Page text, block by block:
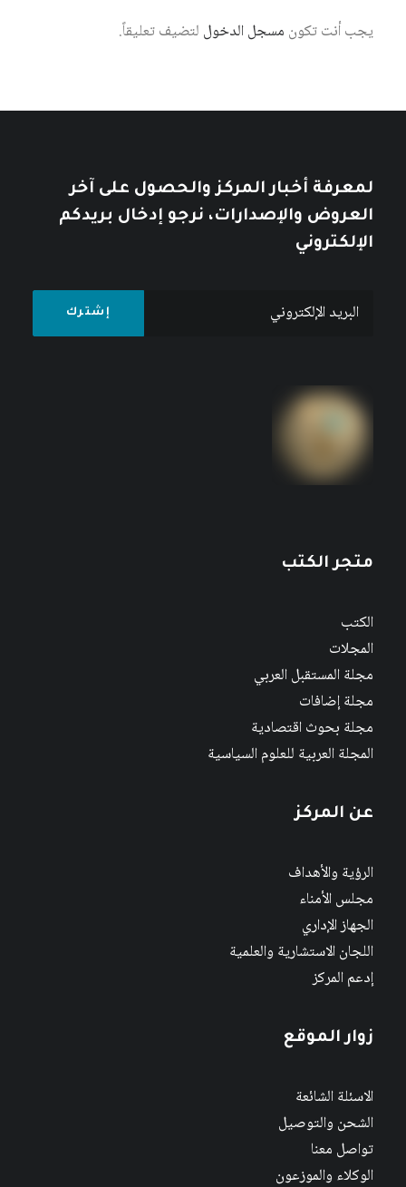
6 أغسطس، 2026
يجب أنت تكون مسجل الدخول لتضيف تعليقاً.
لمعرفة أخبار المركز والحصول على آخر
العروض والإصدارات، نرجو إدخال بريدكم
الإلكتروني
متجر الكتب
الكتب
المجلات
مجلة المستقبل العربي
مجلة إضافات
مجلة بحوث اقتصادية
المجلة العربية للعلوم السياسية
عن المركز
الرؤية والأهداف
مجلس الأمناء
الجهاز الإداري
اللجان الاستشارية والعلمية
إدعم المركز
زوار الموقع
الاسئلة الشائعة
الشحن والتوصيل
تواصل معنا
الوكلاء والموزعون